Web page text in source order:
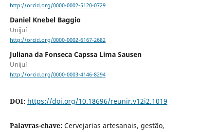
http://orcid.org/0000-0002-5120-0729
Daniel Knebel Baggio
Unijuí
http://orcid.org/0000-0002-6167-2682
Juliana da Fonseca Capssa Lima Sausen
Unijuí
http://orcid.org/0000-0003-4146-8294
DOI: https://doi.org/10.18696/reunir.v12i2.1019
Palavras-chave: Cervejarias artesanais, gestão,